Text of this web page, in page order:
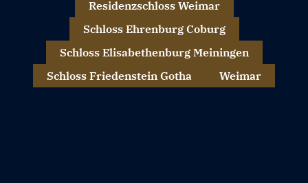
Residenzschloss Weimar
Schloss Ehrenburg Coburg
Schloss Elisabethenburg Meiningen
Schloss Friedenstein Gotha
Weimar